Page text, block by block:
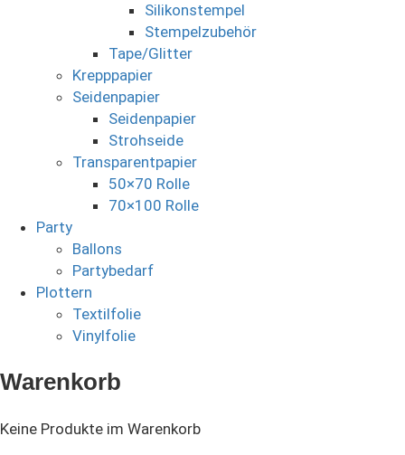
Silikonstempel
Stempelzubehör
Tape/Glitter
Krepppapier
Seidenpapier
Seidenpapier
Strohseide
Transparentpapier
50×70 Rolle
70×100 Rolle
Party
Ballons
Partybedarf
Plottern
Textilfolie
Vinylfolie
Warenkorb
Keine Produkte im Warenkorb